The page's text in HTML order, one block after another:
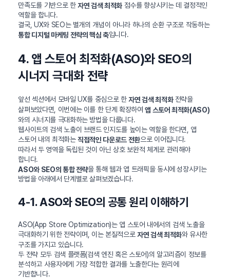
만족도를 기반으로 한자연 검색 최적화 점수를 향상시키는 데 결정적인
역할을 합니다.
결국, UX와 SEO는 별개의 개념이 아니라 하나의 순환 구조로 작동하는
통합 디지털 마케팅 전략의 핵심 축입니다.
4. 앱 스토어 최적화(ASO)와 SEO의
시너지 극대화 전략
앞선 섹션에서 모바일 UX를 중심으로 한자연 검색 최적화전략을
살펴보았다면, 이번에는 이를 한 단계 확장하여앱 스토어 최적화(ASO)
와의 시너지를 극대화하는 방법을 다룹니다.
웹사이트의 검색 노출이 브랜드 인지도를 높이는 역할을 한다면, 앱
스토어 내의 최적화는직접적인 다운로드 전환으로 이어집니다.
따라서 두 영역을 독립된 것이 아닌 상호 보완적 체계로 관리해야
합니다.
ASO와 SEO의 통합 전략을 통해 웹과 앱 트래픽을 동시에 성장시키는
방법을 아래에서 단계별로 살펴보겠습니다.
4-1. ASO와 SEO의 공통 원리 이해하기
ASO(App Store Optimization)는 앱 스토어 내에서의 검색 노출을
극대화하기 위한 전략이며, 이는 본질적으로자연 검색 최적화와 유사한
구조를 가지고 있습니다.
두 전략 모두 검색 플랫폼(검색 엔진 혹은 스토어)의 알고리즘이 정보를
분석하고 사용자에게 가장 적합한 결과를 노출한다는 원리에
기반합니다.